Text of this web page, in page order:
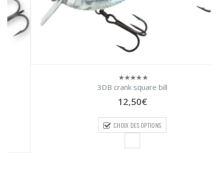
3DB crank square bill
€
CHOIX DES OPTIONS